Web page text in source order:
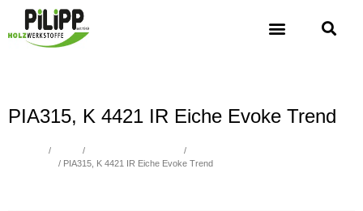
PIA315, K 4421 IR Eiche Evoke Trend
/ / /
/ PIA315, K 4421 IR Eiche Evoke Trend